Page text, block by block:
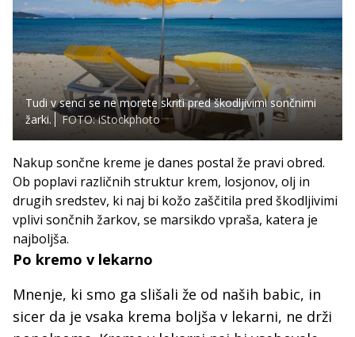
Tudi v senci se ne morete skriti pred škodljivimi sončnimi
žarki.
FOTO: iStockphoto
Nakup sončne kreme je danes postal že pravi obred.
Ob poplavi različnih struktur krem, losjonov, olj in
drugih sredstev, ki naj bi kožo zaščitila pred škodljivimi
vplivi sončnih žarkov, se marsikdo vpraša, katera je
najboljša.
Po kremo v lekarno
Mnenje, ki smo ga slišali že od naših babic, in
sicer da je vsaka krema boljša v lekarni, ne drži